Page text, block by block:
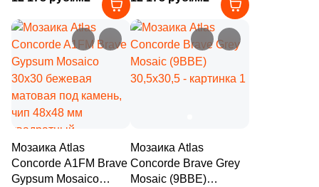
29x15 (2)
29.5x16 (
29x6 (2 )
29.5x20 ( 3)
29x12 (3)
29.5x15 (3)
камень, чип 48х48 мм
квадратный
камень, чип 48х48 мм
квадратный
Мозаика Atlas
Concorde A1FM Brave
Gypsum Mosaico
Мозаика Atlas
Concorde Brave Grey
Mosaic (9BBE)